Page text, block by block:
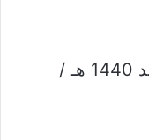
بطاقة زيارة مدرسية تصميم جديد 1440 هـ /